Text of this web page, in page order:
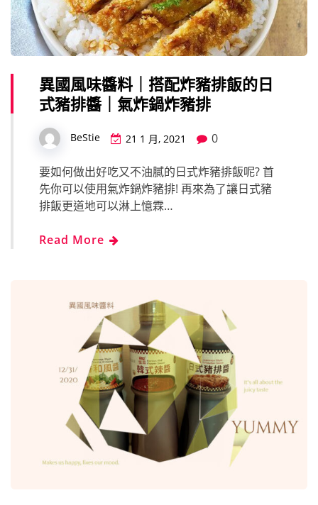
異國風味醬料｜搭配炸豬排飯的日
式豬排醬｜氣炸鍋炸豬排
BeStie 21 1 月, 2021 0
要如何做出好吃又不油膩的日式炸豬排飯呢? 首
先你可以使用氣炸鍋炸豬排! 再來為了讓日式豬
排飯更道地可以淋上憶霖…
Read More